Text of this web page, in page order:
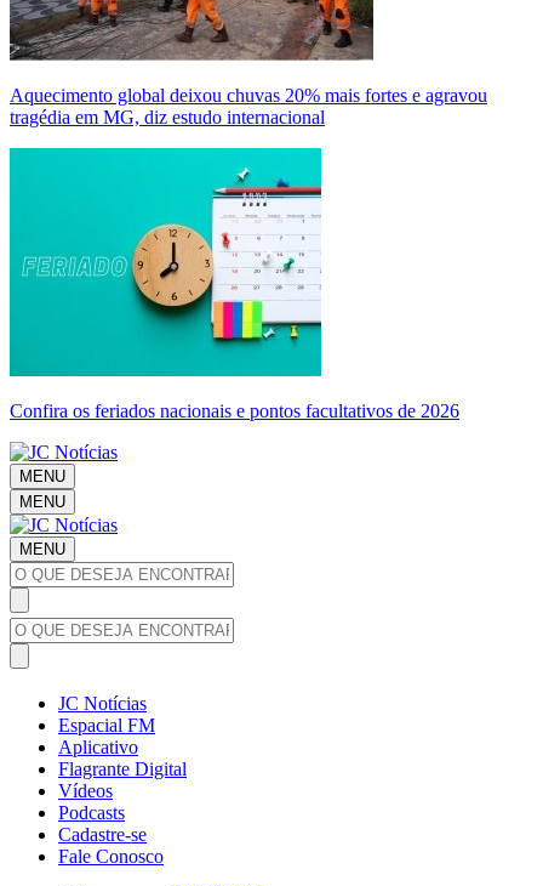
Aquecimento global deixou chuvas 20% mais fortes e agravou
tragédia em MG, diz estudo internacional
Confira os feriados nacionais e pontos facultativos de 2026
MENU
MENU
MENU
JC Notícias
Espacial FM
Aplicativo
Flagrante Digital
Vídeos
Podcasts
Cadastre-se
Fale Conosco